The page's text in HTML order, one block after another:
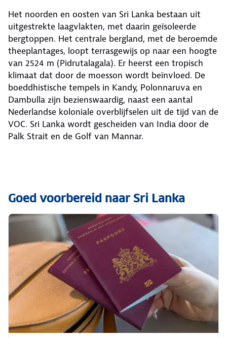
Het noorden en oosten van Sri Lanka bestaan uit
uitgestrekte laagvlakten, met daarin geïsoleerde
bergtoppen. Het centrale bergland, met de beroemde
theeplantages, loopt terrasgewijs op naar een hoogte
van 2524 m (Pidrutalagala). Er heerst een tropisch
klimaat dat door de moesson wordt beïnvloed. De
boeddhistische tempels in Kandy, Polonnaruva en
Dambulla zijn bezienswaardig, naast een aantal
Nederlandse koloniale overblijfselen uit de tijd van de
VOC. Sri Lanka wordt gescheiden van India door de
Palk Strait en de Golf van Mannar.
Goed voorbereid naar Sri Lanka